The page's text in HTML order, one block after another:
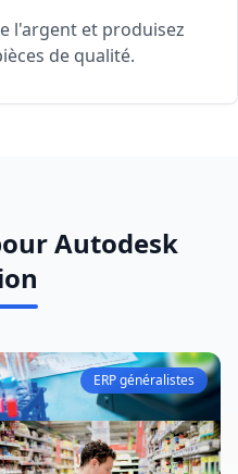
l'argent et produisez
de qualité.
Autodesk
ERP généralistes